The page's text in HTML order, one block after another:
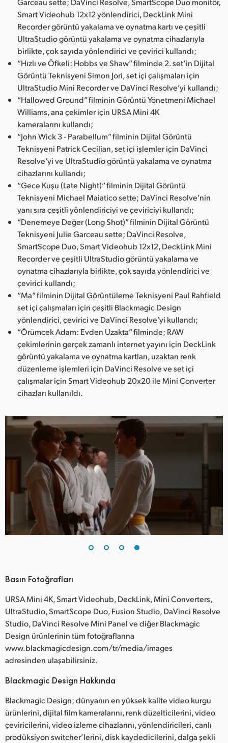
Smart Videohub 12x12 yönlendirici, DeckLink Mini
Recorder görüntü yakalama ve oynatma kartı ve çeşitli
UltraStudio görüntü yakalama ve oynatma cihazlarıyla
birlikte, çok sayıda yönlendirici ve çevirici kullandı;
“Hızlı ve Öfkeli: Hobbs ve Shaw” filminde 2. set’in Dijital
Görüntü Teknisyeni Simon Jori, set içi çalışmaları için
UltraStudio Mini Recorder ve DaVinci Resolve’yi kullandı;
“Hallowed Ground” filminin Görüntü Yönetmeni Michael
Williams, ana çekimler için URSA Mini 4K
kameralarını kullandı;
“John Wick 3 - Parabellum” filminin Dijital Görüntü
Teknisyeni Patrick Cecilian, set içi işlemler için DaVinci
Resolve’yi ve UltraStudio görüntü yakalama ve oynatma
cihazlarını kullandı;
“Gece Kuşu (Late Night)” filminin Dijital Görüntü
Teknisyeni Michael Maiatico sette; DaVinci Resolve’nin
yanı sıra çeşitli yönlendiriciyi ve çeviriciyi kullandı;
“Denemeye Değer (Long Shot)” filminin Dijital Görüntü
Teknisyeni Julie Garceau sette; DaVinci Resolve,
SmartScope Duo, Smart Videohub 12x12, DeckLink Mini
Recorder ve çeşitli UltraStudio görüntü yakalama ve
oynatma cihazlarıyla birlikte, çok sayıda yönlendirici ve
çevirici kullandı;
“Ma” filminin Dijital Görüntüleme Teknisyeni Paul Rahfield
set içi çalışmaları için çeşitli Blackmagic Design
yönlendirici, çevirici ve DaVinci Resolve’yi kullandı;
“Örümcek Adam: Evden Uzakta” filminde; RAW
çekimlerinin gerçek zamanlı internet yayını için DeckLink
görüntü yakalama ve oynatma kartları, uzaktan renk
düzenleme işlemleri için DaVinci Resolve ve set içi
çalışmalar için Smart Videohub 20x20 ile Mini Converter
cihazları kullanıldı.
Basın Fotoğrafları
URSA Mini 4K, Smart Videohub, DeckLink, Mini Converters,
UltraStudio, SmartScope Duo, Fusion Studio, DaVinci Resolve
Studio, DaVinci Resolve Mini Panel ve diğer Blackmagic
Design ürünlerinin tüm fotoğraflarına
www.blackmagicdesign.com/tr/media/images
adresinden ulaşabilirsiniz.
Blackmagic Design Hakkında
Blackmagic Design; dünyanın en yüksek kalite video kurgu
ürünlerini, dijital film kameralarını, renk düzelticilerini, video
çeviricilerini, video izleme cihazlarını, yönlendiricileri, canlı
prodüksiyon switcher’lerini, disk kaydedicilerini, dalga şekli